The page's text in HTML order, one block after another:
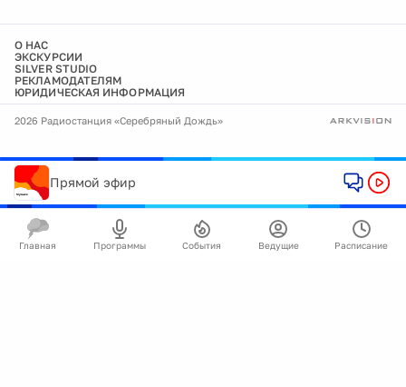
О НАС
ЭКСКУРСИИ
SILVER STUDIO
РЕКЛАМОДАТЕЛЯМ
ЮРИДИЧЕСКАЯ ИНФОРМАЦИЯ
2026 Радиостанция «Серебряный Дождь»
Прямой эфир
Главная Программы События Ведущие Расписание